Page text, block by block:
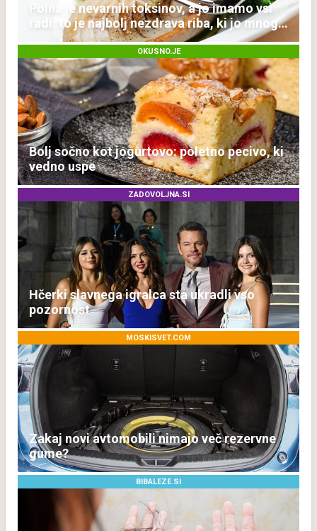
Polna je nevarnih toksinov, a jo imamo vsi
radi: to je najbolj nezdrava riba, ki jo mnogi
redno uživajo
OKUSNO.JE
Bolj sočno kot jogurtovo: poletno pecivo, ki
vedno uspe
ZADOVOLJNA.SI
Hčerki slavnega igralca sta ukradli vso
pozornost
MOSKISVET.COM
Zakaj novi avtomobili nimajo več rezervne
gume?
BIBALEZE.SI